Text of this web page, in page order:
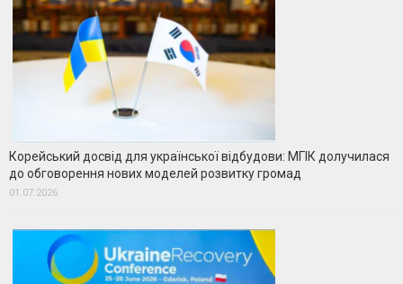
Корейський досвід для української відбудови: МГІК долучилася
до обговорення нових моделей розвитку громад
01.07.2026